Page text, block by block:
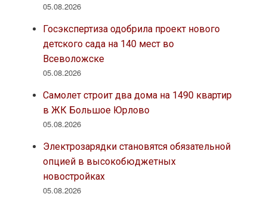
05.08.2026
Госэкспертиза одобрила проект нового
детского сада на 140 мест во
Всеволожске
05.08.2026
Самолет строит два дома на 1490 квартир
в ЖК Большое Юрлово
05.08.2026
Электрозарядки становятся обязательной
опцией в высокобюджетных
новостройках
05.08.2026